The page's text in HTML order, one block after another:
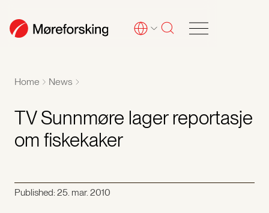
Home News
TV Sunnmøre lager reportasje
om fiskekaker
Published:25. mar. 2010